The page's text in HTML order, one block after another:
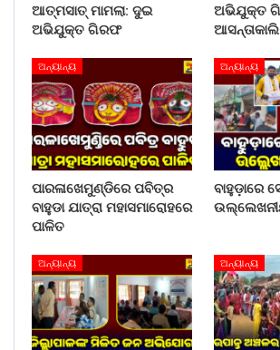
ଆତ୍ମସାତ୍ ମାମଲା: ଦୁଇ
ଅଭିଯୁକ୍ତ ଗିରଫ
ଅଭିଯୁକ୍ତ
ଆସନ୍ତାକାଲି
ଅନ୍ୟାନ୍ୟ
ପାରଳାଖେମୁଣ୍ଡିରେ ପବିତ୍ର
ବାହୁଡା ଯାତ୍ରା ମହାସମାରୋହରେ
ପାଳିତ
ଅନ୍ୟାନ୍ୟ
ବାହୁଡ଼ାରେ
ଅନ୍ୟାନ୍ୟ ଅନ୍ୟାନ୍ୟ